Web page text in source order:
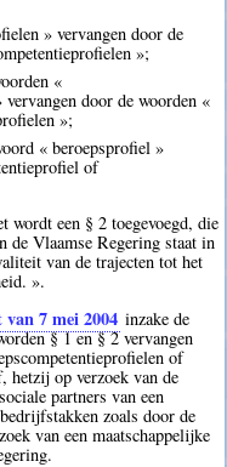
» vervangen door de
»;
«
door de woorden «
»;
« beroepsprofiel »
of
wordt een § 2 toegevoegd, die
de Vlaamse Regering staat in
van de trajecten tot het
».
van 7 mei 2004 inzake de
§ 1 en § 2 vervangen
of
hetzij op verzoek van de
partners van een
zoals door de
van een maatschappelijke